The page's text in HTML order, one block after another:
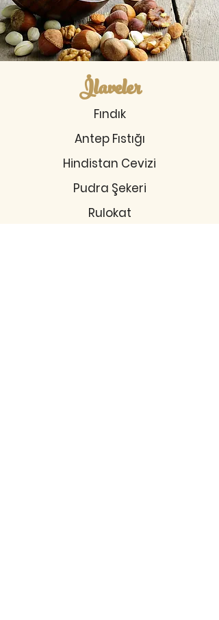
İlaveler
Fındık
Antep Fıstığı
Hindistan Cevizi
Pudra Şekeri
Rulokat